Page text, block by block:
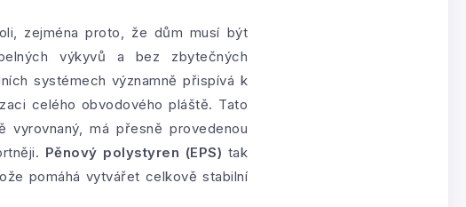
zejména proto, že dům musí být
výkyvů a bez zbytečných
systémech významně přispívá k
celého obvodového pláště. Tato
má přesně provedenou
Pěnový polystyren (EPS) tak
pomáhá vytvářet celkově stabilní